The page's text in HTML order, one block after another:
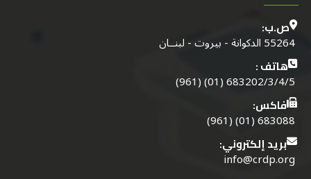
ص.ب:
55264 الدكوانة - بيروت - لبنــان
هاتف :
683202/3/4/5 (01) (961)
فاكس:
683088 (01) (961)
بريد إلكتروني:
info@crdp.org